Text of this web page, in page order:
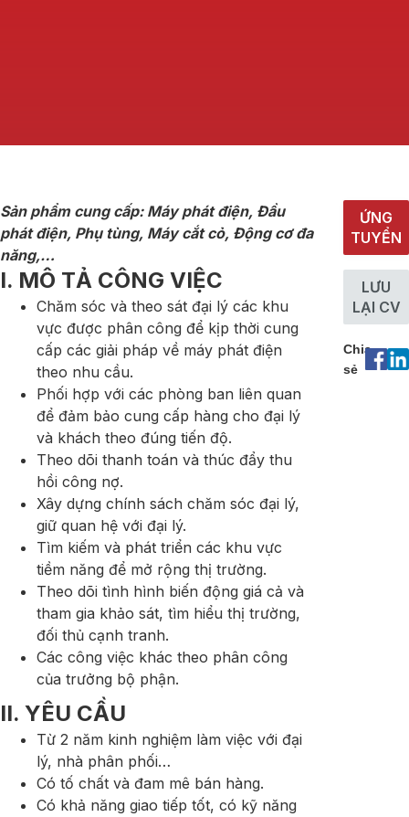
Sản phẩm cung cấp: Máy phát điện, Đầu
phát điện, Phụ tùng, Máy cắt cỏ, Động cơ đa
năng,…
I. MÔ TẢ CÔNG VIỆC
Chăm sóc và theo sát đại lý các khu
vực được phân công để kịp thời cung
cấp các giải pháp về máy phát điện
theo nhu cầu.
Phối hợp với các phòng ban liên quan
để đảm bảo cung cấp hàng cho đại lý
và khách theo đúng tiến độ.
Theo dõi thanh toán và thúc đẩy thu
hồi công nợ.
Xây dựng chính sách chăm sóc đại lý,
giữ quan hệ với đại lý.
Tìm kiếm và phát triển các khu vực
tiềm năng để mở rộng thị trường.
Theo dõi tình hình biến động giá cả và
tham gia khảo sát, tìm hiểu thị trường,
đối thủ cạnh tranh.
Các công việc khác theo phân công
của trưởng bộ phận.
II. YÊU CẦU
Từ 2 năm kinh nghiệm làm việc với đại
lý, nhà phân phối…
Có tố chất và đam mê bán hàng.
Có khả năng giao tiếp tốt, có kỹ năng
ỨNG
TUYỂN
LƯU
LẠI CV
Chia
sẻ